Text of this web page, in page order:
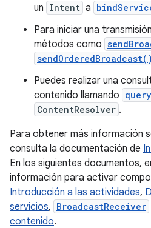
un Intent a
Para iniciar una
métodos como
sendOrderedBroadcast()
Puedes realizar una
contenido llamando
ContentResolver .
Para obtener más información
consulta la documentación de
En los siguientes documentos,
información para activar
Introducción a las actividades,
servicios, BroadcastReceiver
contenido.